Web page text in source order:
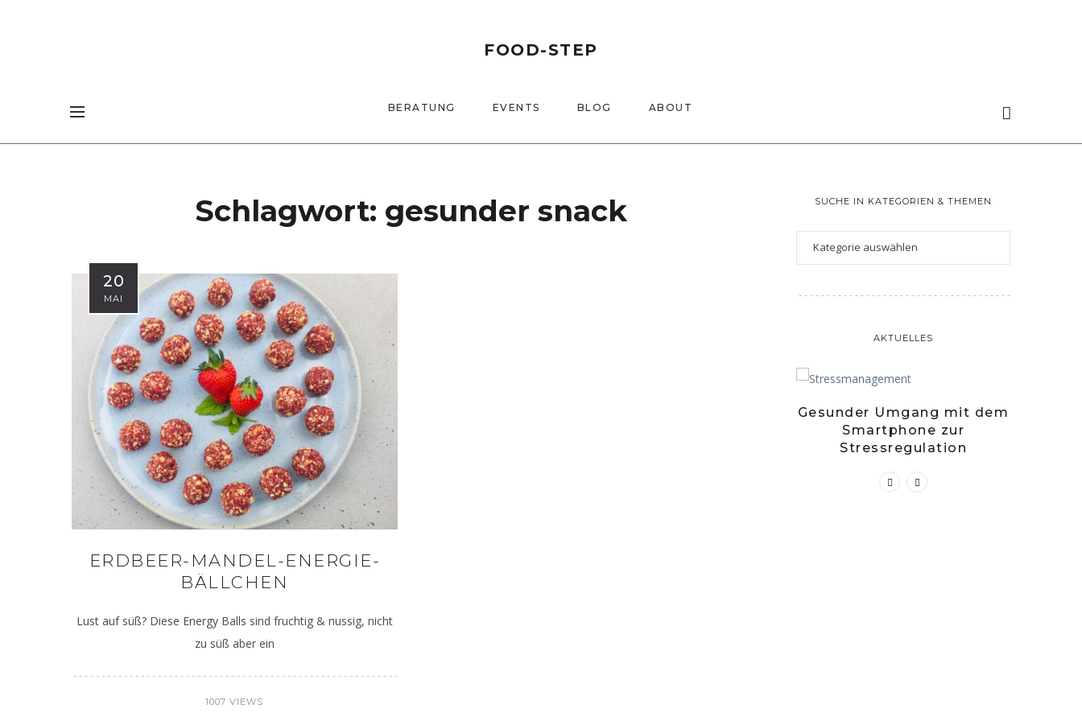
FOOD-STEP
BERATUNG EVENTS BLOG ABOUT
Schlagwort: gesunder snack
20
MAI
ERDBEER-MANDEL-ENERGIE-
BÄLLCHEN
Lust auf süß? Diese Energy Balls sind fruchtig & nussig, nicht
zu süß aber ein
1007 VIEWS
SUCHE IN KATEGORIEN & THEMEN
AKTUELLES
Gesunder Umgang mit dem
Smartphone zur
Stressregulation